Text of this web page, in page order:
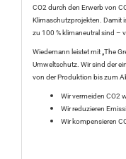
CO2 durch den Erwerb von
Klimaschutzprojekten. Damit
zu 100 % klimaneutral sind –
Wiedemann leistet mit „The
Umweltschutz. Wir sind der
von der Produktion bis zum
Wir vermeiden CO2
Wir reduzieren
Wir kompensieren